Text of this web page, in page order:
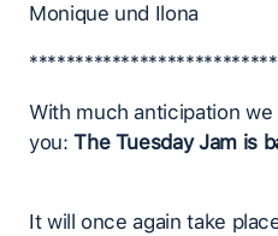
Monique und Ilona
With much anticipation
you:The Tuesday Jam is
It will once again take